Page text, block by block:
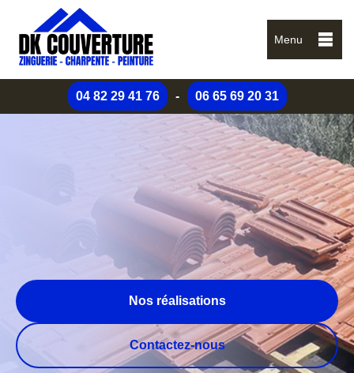
Menu
04 82 29 41 76 - 06 65 69 20 31
Nos réalisations
Contactez-nous